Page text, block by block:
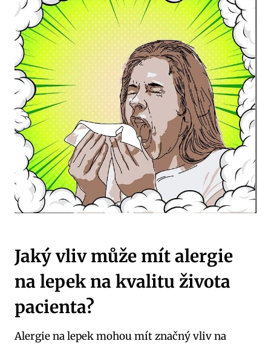
Jaký vliv může mít alergie
na lepek na kvalitu života
pacienta?
Alergie na lepek mohou mít značný vliv na